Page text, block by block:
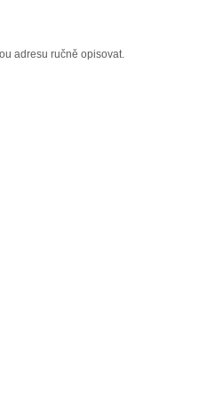
adresu ručně opisovat.